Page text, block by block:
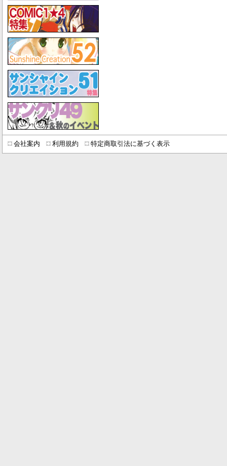
会社案内 利用規約 特定商取引法に基づく表示